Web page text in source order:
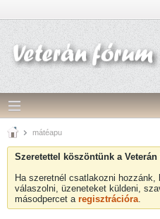
mátéapu
Szeretettel köszöntünk a
Ha szeretnél csatlakozni
válaszolni, üzeneteket küldeni,
másodpercet a regisztrációra.